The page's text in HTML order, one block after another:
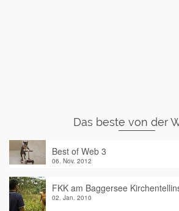
Das beste von der
Best of Web 3
06. Nov. 2012
FKK am Baggersee
02. Jan. 2010